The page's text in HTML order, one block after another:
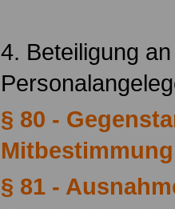
4. Beteiligung an
§ 80 -
Mitbestimmung
§ 81 -